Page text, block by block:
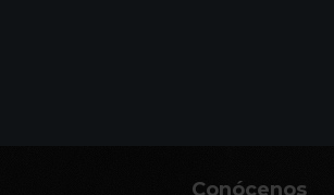
Conócenos